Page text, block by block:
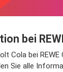
bei
Cola bei
Sie alle